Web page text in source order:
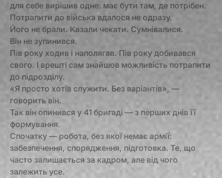
для себе вирішив одне: має бути там, де потрібен.
Потрапити до війська вдалося не одразу.
Його не брали. Казали чекати. Сумнівалися.
Він не зупинився.
Пів року ходив і наполягав. Пів року добивався
свого. І врешті сам знайшов можливість потрапити
до підрозділу.
«Я просто хотів служити. Без варіантів», —
говорить він.
Так він опинився у 41 бригаді — з перших днів її
формування.
Спочатку — робота, без якої немає армії:
забезпечення, спорядження, підготовка. Те, що
часто залишається за кадром, але від чого
залежить усе.